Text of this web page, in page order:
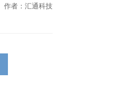
作者：汇通科技